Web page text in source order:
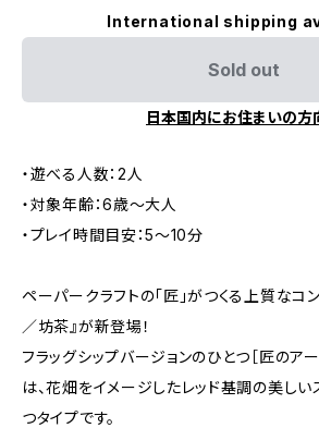
International shipping
Sold out
日本国内にお住まいの方
・遊べる人数：2人
・対象年齢：6歳〜大人
・プレイ時間目安：5〜10分
ペーパークラフトの「匠」がつくる上質なコ
／坊茶』が新登場！
フラッグシップバージョンのひとつ［匠のア
は、花畑をイメージしたレッド基調の美し
つタイプです。